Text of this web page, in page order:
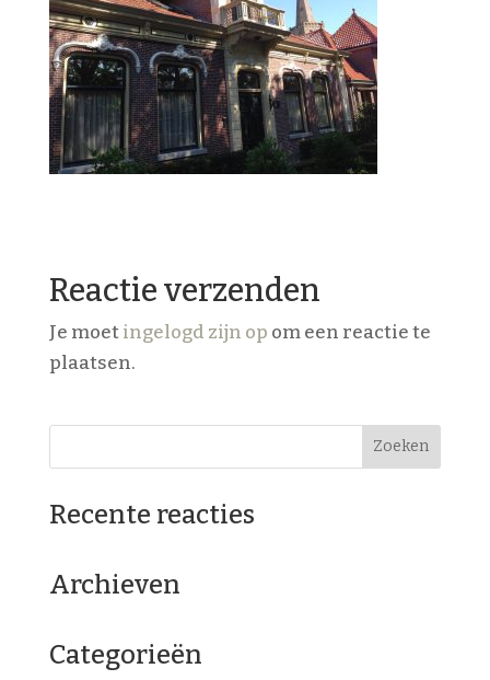
Reactie verzenden
Je moetingelogd zijn op om een reactie te
plaatsen.
Recente reacties
Archieven
Categorieën